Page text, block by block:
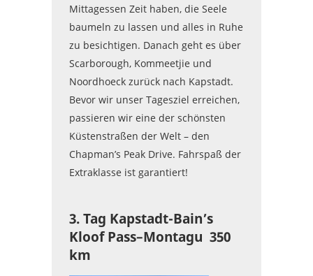
Mittagessen Zeit haben, die Seele
baumeln zu lassen und alles in Ruhe
zu besichtigen. Danach geht es über
Scarborough, Kommeetjie und
Noordhoeck zurück nach Kapstadt.
Bevor wir unser Tagesziel erreichen,
passieren wir eine der schönsten
Küstenstraßen der Welt – den
Chapman’s Peak Drive. Fahrspaß der
Extraklasse ist garantiert!
3. Tag Kapstadt-Bain’s
Kloof Pass–Montagu 350
km